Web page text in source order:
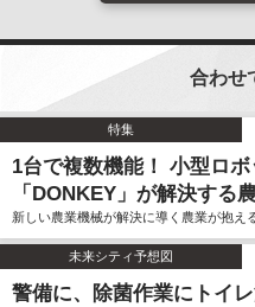
合わせ
特集
1台で複数機能！ 小型ロボ
「DONKEY」が解決する
新しい農業機械が解決に導く農業が抱え
未来シティ予想図
警備に、除菌作業にトイ